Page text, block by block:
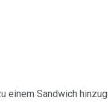
einem Sandwich